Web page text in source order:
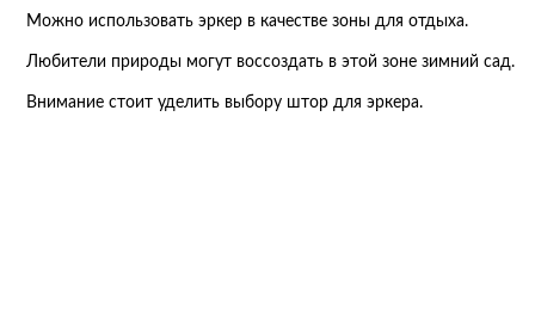
Можно использовать эркер в качестве зоны для отдыха.
Любители природы могут воссоздать в этой зоне зимний сад.
Внимание стоит уделить выбору штор для эркера.